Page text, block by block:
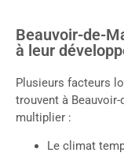
Beauvoir-de-
à leur
Plusieurs facteurs
trouvent à
multiplier :
Le climat